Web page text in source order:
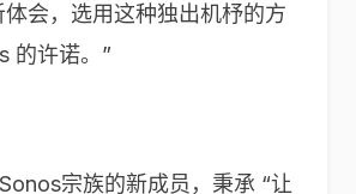
会，选用这种独出机杼的方
的许诺。”
宗族的新成员，秉承 “让